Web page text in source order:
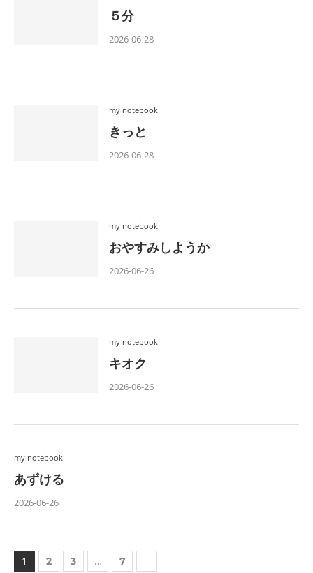
５分
2026-06-28
my notebook
きっと
2026-06-28
my notebook
おやすみしようか
2026-06-26
my notebook
キオク
2026-06-26
my notebook
あずける
2026-06-26
1 2 3 … 7